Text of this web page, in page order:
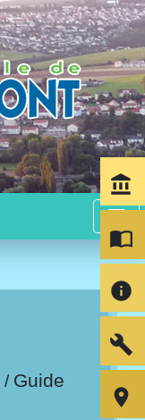
menu
/ Guide
account_balance
import_contacts
info
build
room